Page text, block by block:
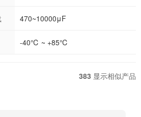
470~10000μF
-40℃ ~ +85℃
383 显示相似产品